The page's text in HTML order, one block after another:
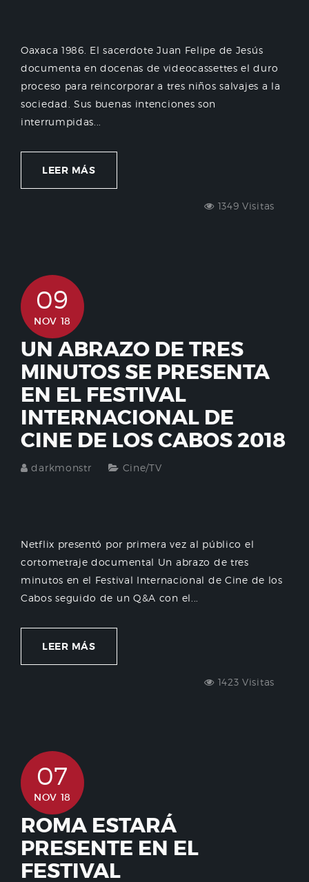
Oaxaca 1986. El sacerdote Juan Felipe de Jesús
documenta en docenas de videocassettes el duro
proceso para reincorporar a tres niños salvajes a la
sociedad. Sus buenas intenciones son
interrumpidas...
LEER MÁS
1349 Visitas
09
NOV 18
UN ABRAZO DE TRES
MINUTOS SE PRESENTA
EN EL FESTIVAL
INTERNACIONAL DE
CINE DE LOS CABOS 2018
darkmonstr Cine/TV
Netflix presentó por primera vez al público el
cortometraje documental Un abrazo de tres
minutos en el Festival Internacional de Cine de los
Cabos seguido de un Q&A con el...
LEER MÁS
1423 Visitas
07
NOV 18
ROMA ESTARÁ
PRESENTE EN EL
FESTIVAL